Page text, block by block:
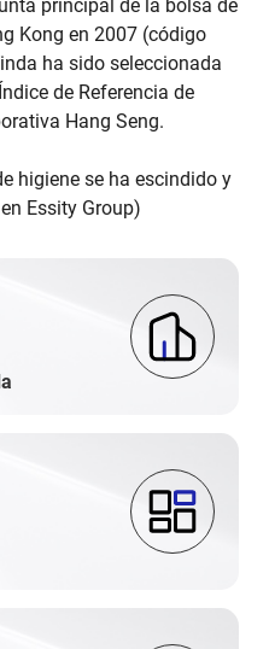
Kong en 2007 (código
ha sido seleccionada
de Referencia de
Hang Seng.
higiene se ha escindido y
Essity Group)